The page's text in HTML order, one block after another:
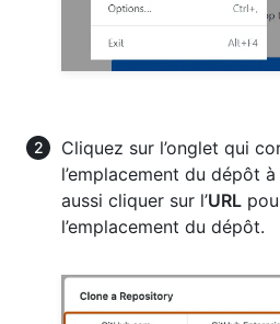
Cliquez sur l’onglet qui
l’emplacement du dépôt
aussi cliquer sur l’URL
l’emplacement du dépôt.